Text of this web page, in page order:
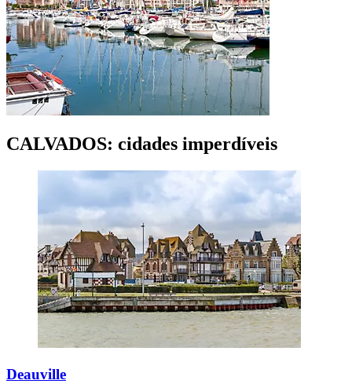
CALVADOS: cidades imperdíveis
Deauville